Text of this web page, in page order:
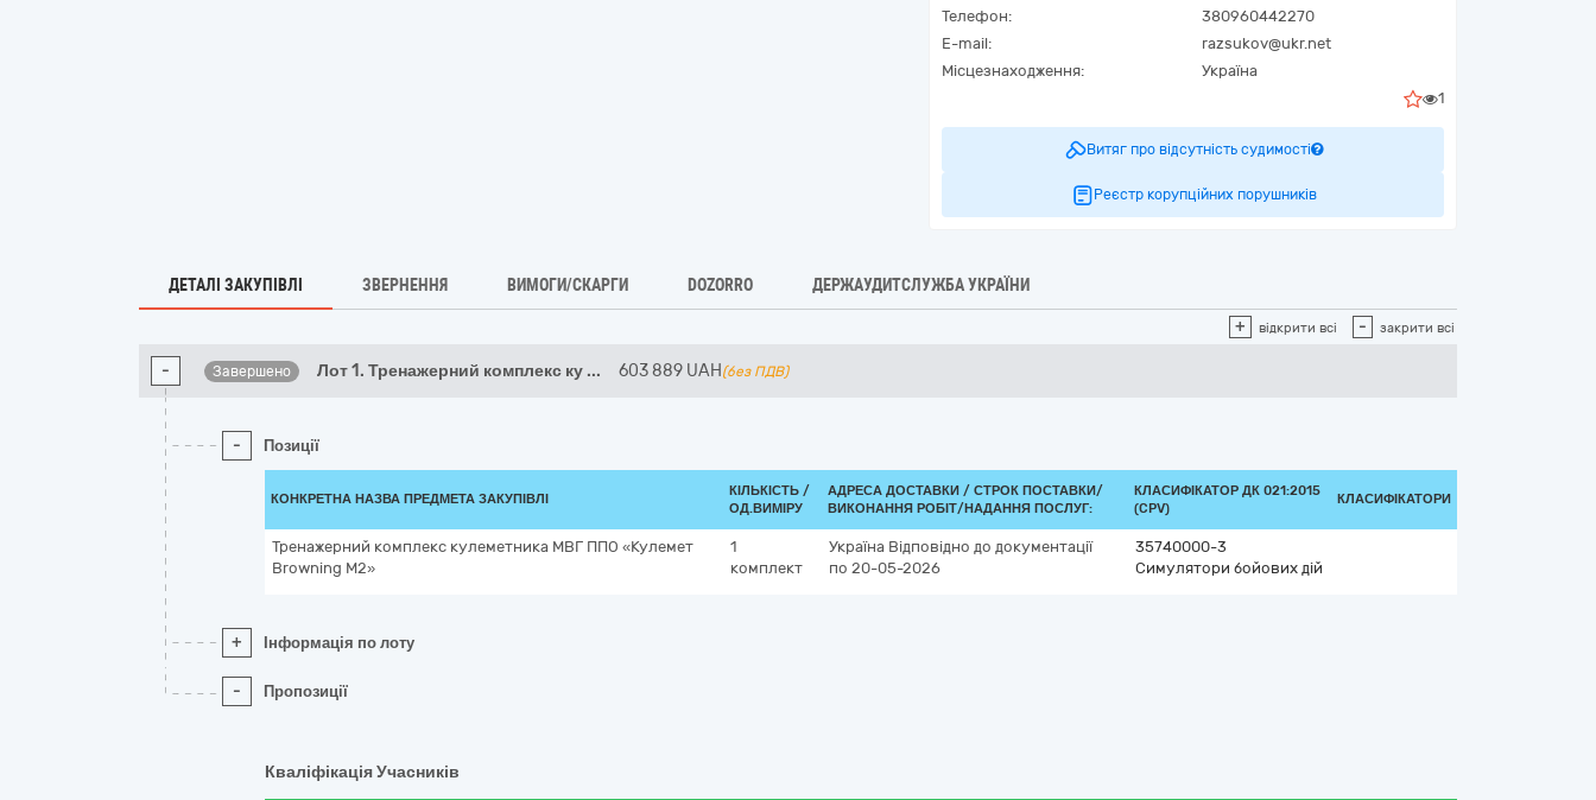
Телефон:
380960442270
E-mail:
razsukov@ukr.net
Місцезнаходження:
Україна
1
Витяг про відсутність судимості
Реєстр корупційних порушників
ДЕТАЛІ ЗАКУПІВЛІ ЗВЕРНЕННЯ ВИМОГИ/СКАРГИ DOZORRO ДЕРЖАУДИТСЛУЖБА УКРАЇНИ
+ відкрити всі - закрити всі
- Завершено Лот 1. Тренажерний комплекс ку ... 603 889 UAH (без ПДВ)
- Позиції
КОНКРЕТНА НАЗВА ПРЕДМЕТА ЗАКУПІВЛІ
КІЛЬКІСТЬ /
ОД.ВИМІРУ
АДРЕСА ДОСТАВКИ / СТРОК ПОСТАВКИ/
ВИКОНАННЯ РОБІТ/НАДАННЯ ПОСЛУГ:
КЛАСИФІКАТОР ДК 021:2015
(CPV)
КЛАСИФІКАТОРИ
Тренажерний комплекс кулеметника МВГ ППО «Кулемет
Browning M2»
1
комплект
Україна Відповідно до документації
по 20-05-2026
35740000-3
Симулятори бойових дій
+ Інформація по лоту
- Пропозиції
Кваліфікація Учасників